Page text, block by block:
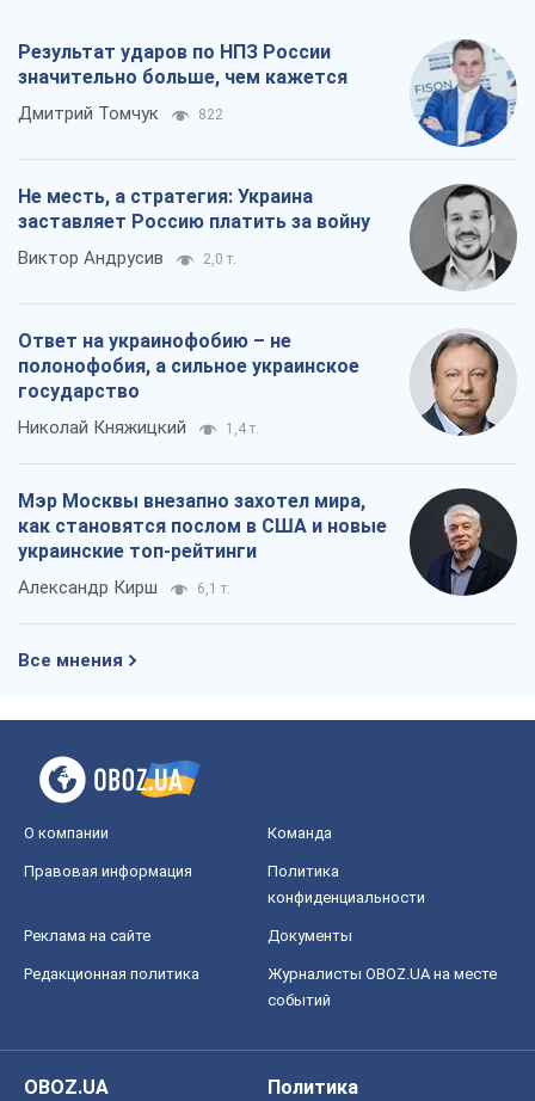
Результат ударов по НПЗ России
значительно больше, чем кажется
Дмитрий Томчук 822
Не месть, а стратегия: Украина
заставляет Россию платить за войну
Виктор Андрусив 2,0 т.
Ответ на украинофобию – не
полонофобия, а сильное украинское
государство
Николай Княжицкий 1,4 т.
Мэр Москвы внезапно захотел мира,
как становятся послом в США и новые
украинские топ-рейтинги
Александр Кирш 6,1 т.
Все мнения
О компании Команда
Правовая информация
Политика
конфиденциальности
Реклама на сайте Документы
Редакционная политика
Журналисты OBOZ.UA на месте
событий
OBOZ.UA
Политика